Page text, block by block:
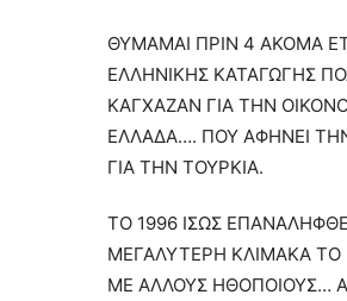
ΘΥΜΑΜΑΙ ΠΡΙΝ 4 ΑΚΟΜΑ
ΕΛΛΗΝΙΚΗΣ ΚΑΤΑΓΩΓΗΣ
ΚΑΓΧΑΖΑΝ ΓΙΑ ΤΗΝ
ΕΛΛΑΔΑ…. ΠΟΥ ΑΦΗΝΕΙ
ΓΙΑ ΤΗΝ ΤΟΥΡΚΙΑ.
ΤΟ 1996 ΙΣΩΣ
ΜΕΓΑΛΥΤΕΡΗ ΚΛΙΜΑΚΑ ΤΟ
ΜΕ ΑΛΛΟΥΣ ΗΘΟΠΟΙΟΥΣ…